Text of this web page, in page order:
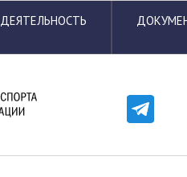
ДЕЯТЕЛЬНОСТЬ